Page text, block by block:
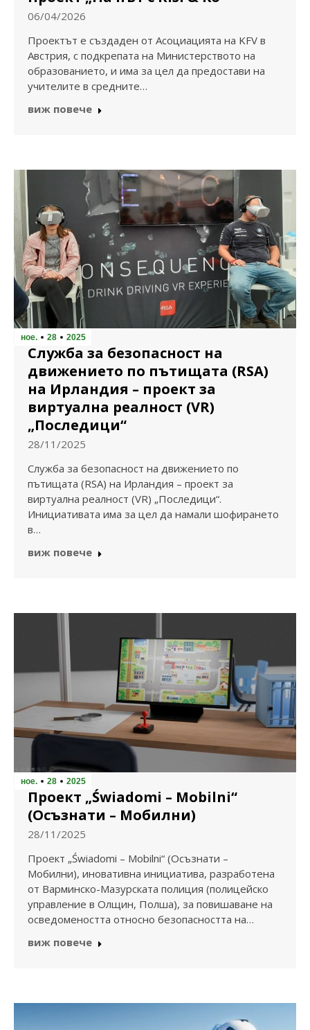
06/04/2026
Проектът е създаден от Асоциацията на KFV в
Австрия, с подкрепата на Министерството на
образованието, и има за цел да предостави на
учителите в средните…
виж повече
ное. 28 2025
Служба за безопасност на
движението по пътищата (RSA)
на Ирландия – проект за
виртуална реалност (VR)
„Последици“
28/11/2025
Служба за безопасност на движението по
пътищата (RSA) на Ирландия – проект за
виртуална реалност (VR) „Последици“.
Инициативата има за цел да намали шофирането
в…
виж повече
ное. 28 2025
Проект „Świadomi – Mobilni“
(Осъзнати – Мобилни)
28/11/2025
Проект „Świadomi – Mobilni“ (Осъзнати –
Мобилни), иновативна инициатива, разработена
от Варминско-Мазурската полиция (полицейско
управление в Олщин, Полша), за повишаване на
осведомеността относно безопасността на…
виж повече